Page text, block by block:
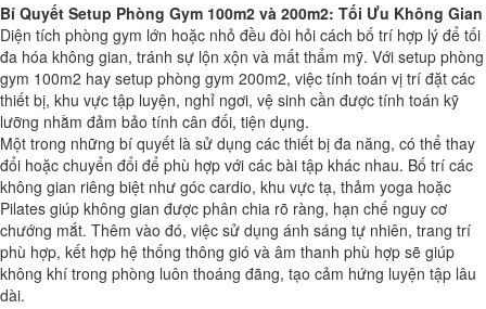
Bí Quyết Setup Phòng Gym 100m2 và 200m2: Tối Ưu Không Gian
Diện tích phòng gym lớn hoặc nhỏ đều đòi hỏi cách bố trí hợp lý để tối
đa hóa không gian, tránh sự lộn xộn và mất thẩm mỹ. Với setup phòng
gym 100m2 hay setup phòng gym 200m2, việc tính toán vị trí đặt các
thiết bị, khu vực tập luyện, nghỉ ngơi, vệ sinh cần được tính toán kỹ
lưỡng nhằm đảm bảo tính cân đối, tiện dụng.
Một trong những bí quyết là sử dụng các thiết bị đa năng, có thể thay
đổi hoặc chuyển đổi để phù hợp với các bài tập khác nhau. Bố trí các
không gian riêng biệt như góc cardio, khu vực tạ, thảm yoga hoặc
Pilates giúp không gian được phân chia rõ ràng, hạn chế nguy cơ
chướng mắt. Thêm vào đó, việc sử dụng ánh sáng tự nhiên, trang trí
phù hợp, kết hợp hệ thống thông gió và âm thanh phù hợp sẽ giúp
không khí trong phòng luôn thoáng đãng, tạo cảm hứng luyện tập lâu
dài.